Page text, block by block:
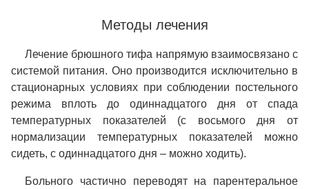
Методы лечения
Лечение брюшного тифа напрямую взаимосвязано с
системой питания. Оно производится исключительно в
стационарных условиях при соблюдении постельного
режима вплоть до одиннадцатого дня от спада
температурных показателей (с восьмого дня от
нормализации температурных показателей можно
сидеть, с одиннадцатого дня – можно ходить).
Больного частично переводят на парентеральное